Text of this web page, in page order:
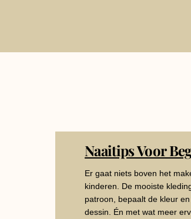
Naaitips Voor
Er gaat niets boven het
kinderen. De mooiste
patroon, bepaalt de kleur
dessin. Én met wat meer